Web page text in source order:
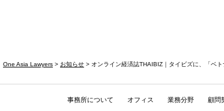
One Asia Lawyers > お知らせ > オンライン経済誌THAIBIZ｜タイビズに、「ベ
事務所について オフィス 業務分野 顧問